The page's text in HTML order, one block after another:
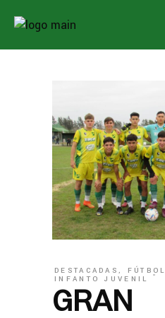
DESTACADAS, FÚTBOL
INFANTO JUVENIL
GRAN